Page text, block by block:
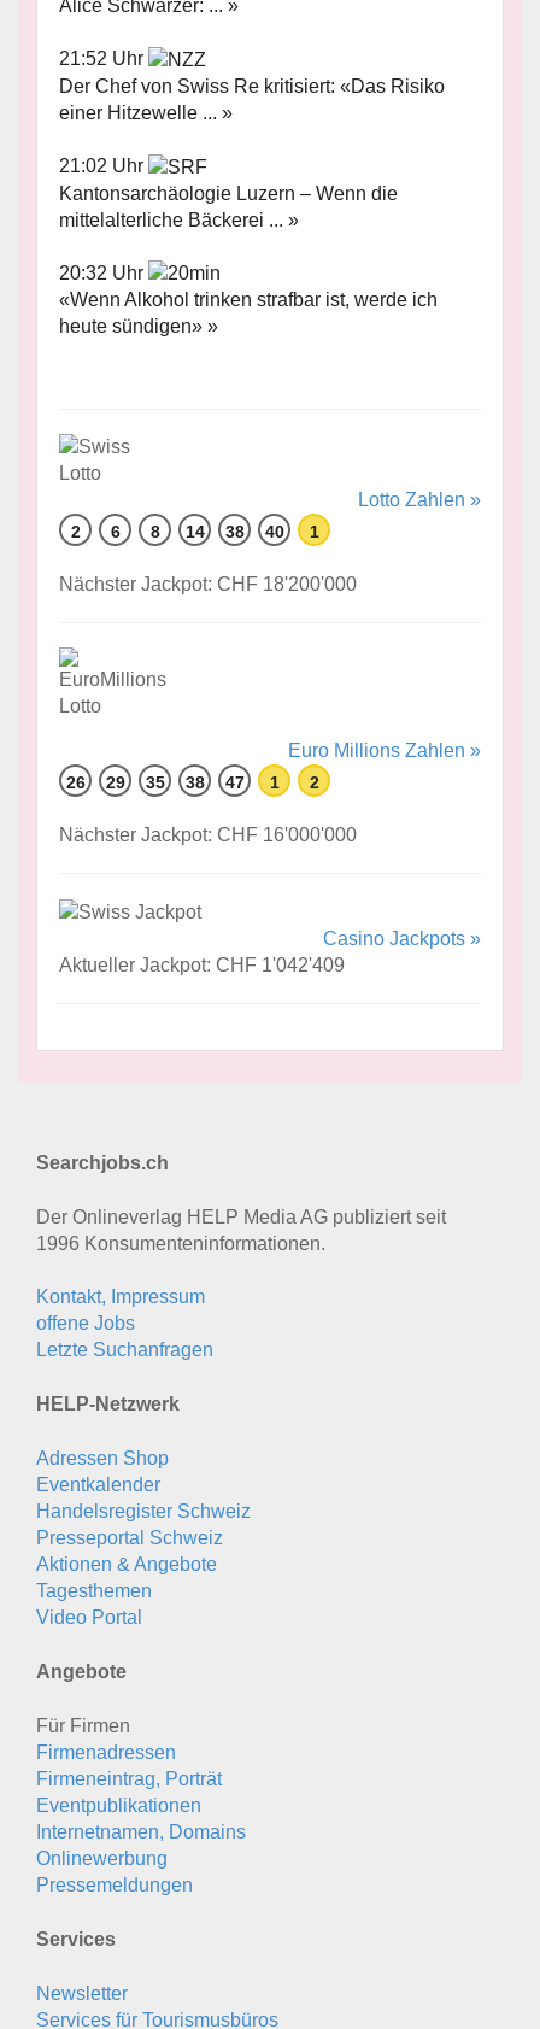
Alice Schwarzer: ... »
21:52 Uhr
Der Chef von Swiss Re kritisiert: «Das Risiko
einer Hitzewelle ... »
21:02 Uhr
Kantonsarchäologie Luzern – Wenn die
mittelalterliche Bäckerei ... »
20:32 Uhr
«Wenn Alkohol trinken strafbar ist, werde ich
heute sündigen» »
Lotto Zahlen »
2 6 8 14 38 40 1
Nächster Jackpot: CHF 18'200'000
Euro Millions Zahlen »
26 29 35 38 47 1 2
Nächster Jackpot: CHF 16'000'000
Casino Jackpots »
Aktueller Jackpot: CHF 1'042'409
Searchjobs.ch
Der Onlineverlag HELP Media AG publiziert seit
1996 Konsumenten­informationen.
Kontakt, Impressum
offene Jobs
Letzte Suchanfragen
HELP-Netzwerk
Adressen Shop
Eventkalender
Handelsregister Schweiz
Presseportal Schweiz
Aktionen & Angebote
Tagesthemen
Video Portal
Angebote
Für Firmen
Firmenadressen
Firmeneintrag, Porträt
Eventpublikationen
Internetnamen, Domains
Onlinewerbung
Pressemeldungen
Services
Newsletter
Services für Tourismusbüros